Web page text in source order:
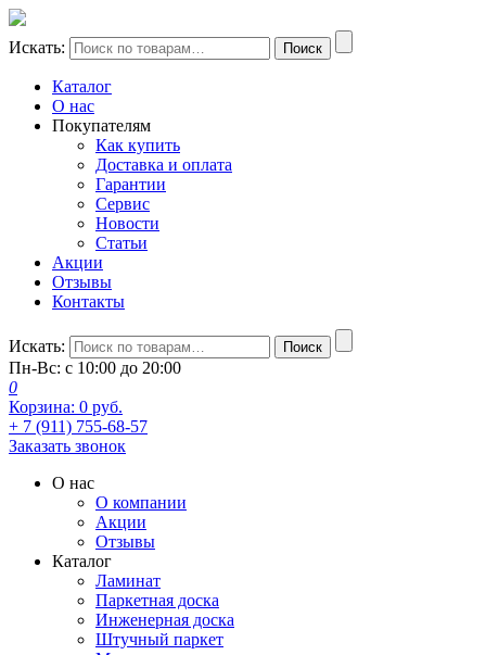
Искать: Поиск
Каталог
О нас
Покупателям
Как купить
Доставка и оплата
Гарантии
Сервис
Новости
Статьи
Акции
Отзывы
Контакты
Искать: Поиск
Пн-Вс: с 10:00 до 20:00
0
Корзина: 0 руб.
+ 7 (911) 755-68-57
Заказать звонок
О нас
О компании
Акции
Отзывы
Каталог
Ламинат
Паркетная доска
Инженерная доска
Штучный паркет